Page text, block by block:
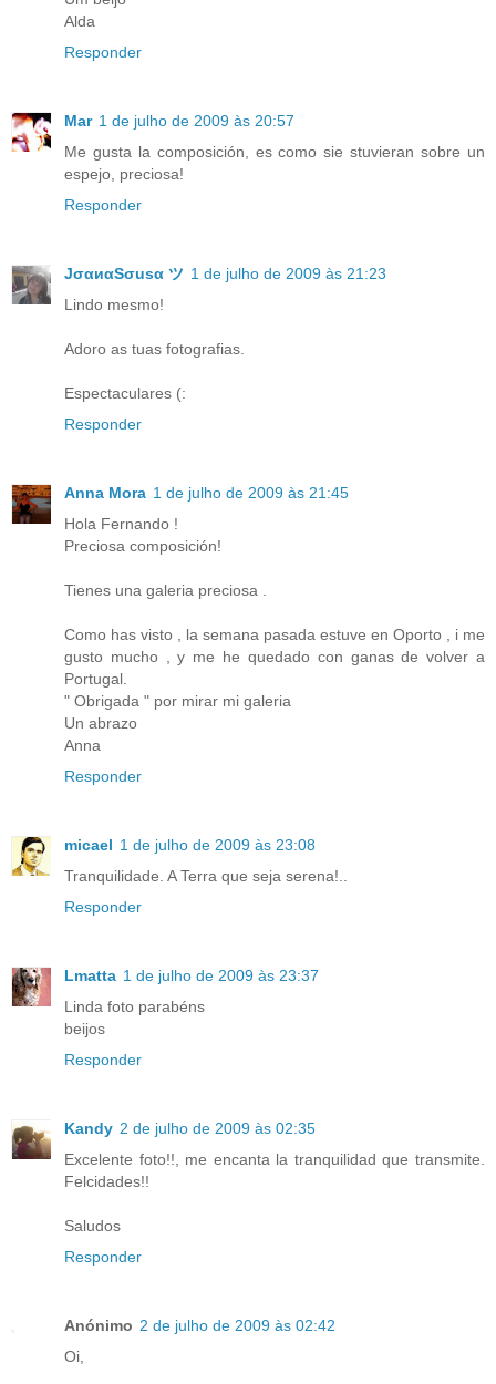
Alda
Responder
Mar 1 de julho de 2009 às 20:57
Me gusta la composición, es como sie stuvieran sobre un
espejo, preciosa!
Responder
JσαиαSσusα ツ 1 de julho de 2009 às 21:23
Lindo mesmo!
Adoro as tuas fotografias.
Espectaculares (:
Responder
Anna Mora 1 de julho de 2009 às 21:45
Hola Fernando !
Preciosa composición!
Tienes una galeria preciosa .
Como has visto , la semana pasada estuve en Oporto , i me
gusto mucho , y me he quedado con ganas de volver a
Portugal.
" Obrigada " por mirar mi galeria
Un abrazo
Anna
Responder
micael 1 de julho de 2009 às 23:08
Tranquilidade. A Terra que seja serena!..
Responder
Lmatta 1 de julho de 2009 às 23:37
Linda foto parabéns
beijos
Responder
Kandy 2 de julho de 2009 às 02:35
Excelente foto!!, me encanta la tranquilidad que transmite.
Felcidades!!
Saludos
Responder
Anónimo 2 de julho de 2009 às 02:42
Oi,